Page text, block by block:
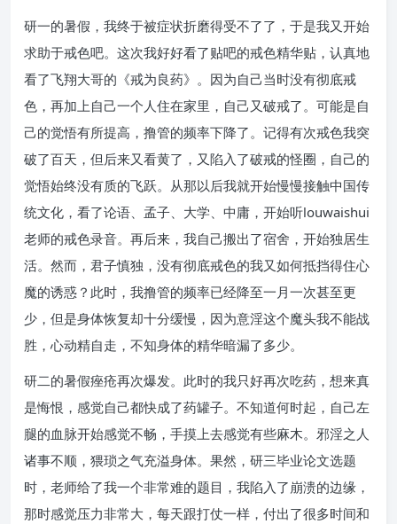
研一的暑假，我终于被症状折磨得受不了了，于是我又开始
求助于戒色吧。这次我好好看了贴吧的戒色精华贴，认真地
看了飞翔大哥的《戒为良药》。因为自己当时没有彻底戒
色，再加上自己一个人住在家里，自己又破戒了。可能是自
己的觉悟有所提高，撸管的频率下降了。记得有次戒色我突
破了百天，但后来又看黄了，又陷入了破戒的怪圈，自己的
觉悟始终没有质的飞跃。从那以后我就开始慢慢接触中国传
统文化，看了论语、孟子、大学、中庸，开始听louwaishui
老师的戒色录音。再后来，我自己搬出了宿舍，开始独居生
活。然而，君子慎独，没有彻底戒色的我又如何抵挡得住心
魔的诱惑？此时，我撸管的频率已经降至一月一次甚至更
少，但是身体恢复却十分缓慢，因为意淫这个魔头我不能战
胜，心动精自走，不知身体的精华暗漏了多少。
研二的暑假痤疮再次爆发。此时的我只好再次吃药，想来真
是悔恨，感觉自己都快成了药罐子。不知道何时起，自己左
腿的血脉开始感觉不畅，手摸上去感觉有些麻木。邪淫之人
诸事不顺，猥琐之气充溢身体。果然，研三毕业论文选题
时，老师给了我一个非常难的题目，我陷入了崩溃的边缘，
那时感觉压力非常大，每天跟打仗一样，付出了很多时间和